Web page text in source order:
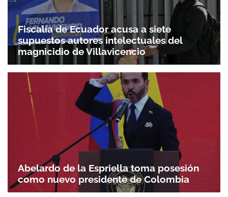
Fiscalía de Ecuador acusa a siete
supuestos autores intelectuales del
magnicidio de Villavicencio
Abelardo de la Espriella toma posesión
como nuevo presidente de Colombia